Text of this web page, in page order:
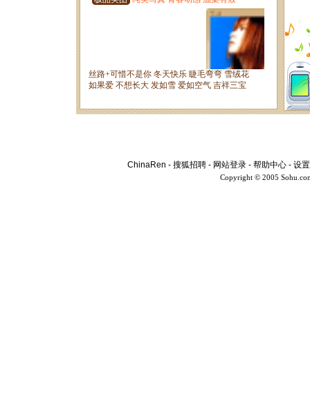
ChinaRen - 搜狐招聘 - 网站登录 - 帮助中心 - 设
Copyright © 2005